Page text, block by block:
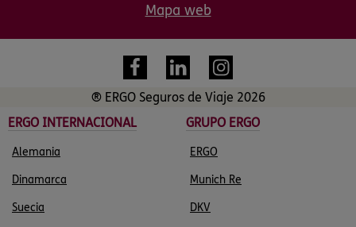
Mapa web
® ERGO Seguros de Viaje 2026
ERGO INTERNACIONAL
GRUPO ERGO
Alemania ERGO
Dinamarca Munich Re
Suecia DKV